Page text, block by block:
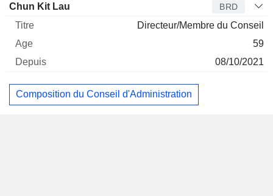
Chun Kit Lau BRD
Directeur/Membre du Conseil
59
08/10/2021
Composition du Conseil d'Administration